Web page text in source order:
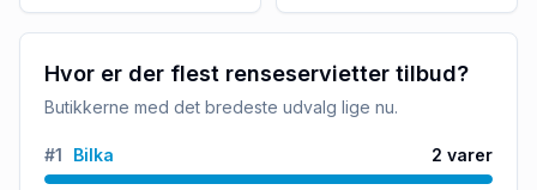
Hvor er der flest renseservietter tilbud?
Butikkerne med det bredeste udvalg lige nu.
#1 Bilka 2 varer